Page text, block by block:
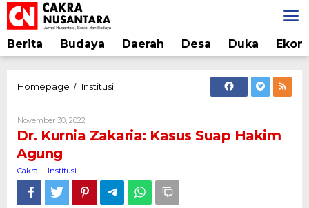
Lewati
ke
konten
Berita Budaya Daerah Desa Duka
Homepage / InstitusiDr.
Kasus
Suap
November 30, 2022
Cakra
Dr. Kurnia Zakaria: Kasus Suap Hakim
Agung
Cakra - Institusi